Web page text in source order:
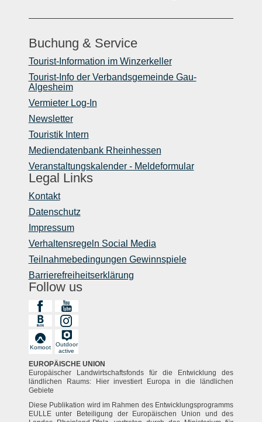
Buchung & Service
Tourist-Information im Winzerkeller
Tourist-Info der Verbandsgemeinde Gau-
Algesheim
Vermieter Log-In
Newsletter
Touristik Intern
Mediendatenbank Rheinhessen
Veranstaltungskalender - Meldeformular
Legal Links
Kontakt
Datenschutz
Impressum
Verhaltensregeln Social Media
Teilnahmebedingungen Gewinnspiele
Barrierefreiheitserklärung
Follow us
Komoot
Outdoor
active
EUROPÄISCHE UNION
Europäischer Landwirtschaftsfonds für die Entwicklung des
ländlichen Raums: Hier investiert Europa in die ländlichen
Gebiete
Diese Publikation wird im Rahmen des Entwicklungsprogramms
EULLE unter Beteiligung der Europäischen Union und des